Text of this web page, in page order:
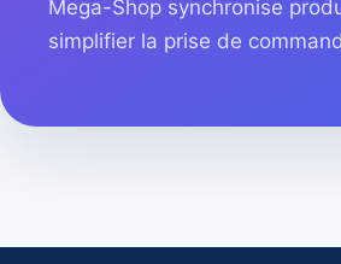
Mega-Shop synchronise
simplifier la prise de